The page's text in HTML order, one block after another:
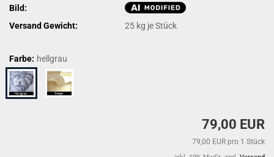
Bild:
Versand Gewicht:
25 kg je Stück
Farbe: hellgrau
79,00 EUR
79,00 EUR pro 1 Stück